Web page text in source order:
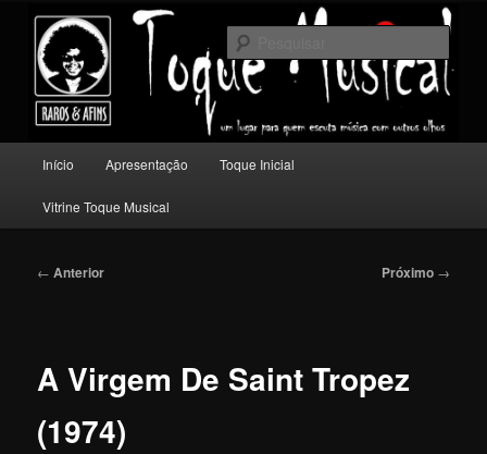
conteúdo
principalToque Musical
Um lugar para quem escuta música com outros olhos.
principal
Início Apresentação Toque Inicial
Vitrine Toque Musical
Navegação
← Anterior Próximo →
A Virgem De Saint Tropez
(1974)